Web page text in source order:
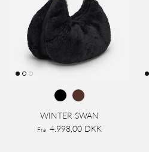
WINTER SWAN
Fra 4.998,00 DKK